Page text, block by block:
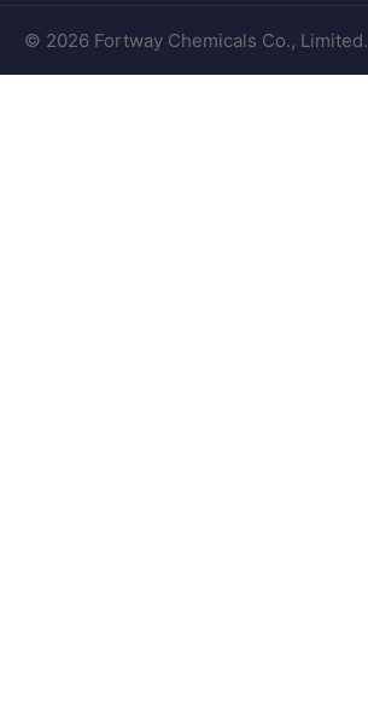
© 2026 Fortway Chemicals Co., Limited.